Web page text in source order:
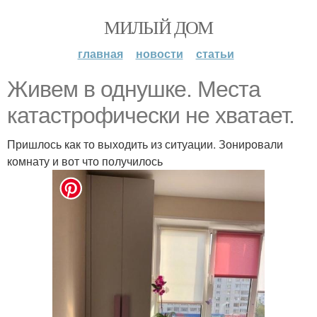
МИЛЫЙ ДОМ
главная новости статьи
Живем в однушке. Места
катастрофически не хватает.
Пришлось как то выходить из ситуации. Зонировали
комнату и вот что получилось